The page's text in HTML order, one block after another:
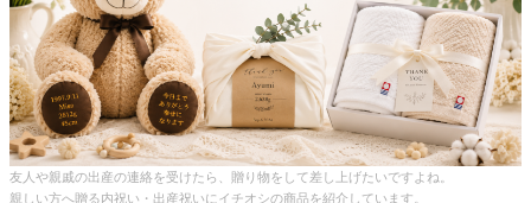
ペーパーアイテム
DIY用品
引菓子
引出物ギフト
友人や親戚の出産の連絡を受けたら、贈り物をして差し上げたいですよね。
親しい方へ贈る内祝い・出産祝いにイチオシの商品を紹介しています。